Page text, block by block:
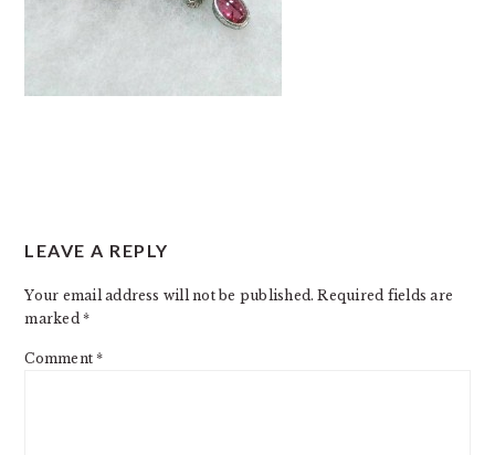
INTERACTIONS
LEAVE A REPLY
Your email address will not be published. Required fields are
marked*
Comment*